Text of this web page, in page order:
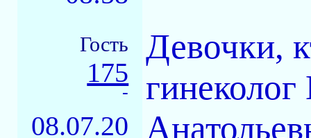
Гость
175
-
08.07.20
Девочки,